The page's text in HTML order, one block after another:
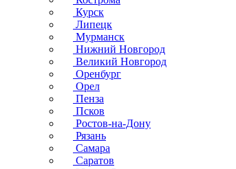
Курск
Липецк
Мурманск
Нижний Новгород
Великий Новгород
Оренбург
Орел
Пенза
Псков
Ростов-на-Дону
Рязань
Самара
Саратов